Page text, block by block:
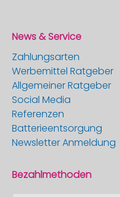
News & Service
Zahlungsarten
Werbemittel Ratgeber
Allgemeiner Ratgeber
Social Media
Referenzen
Batterieentsorgung
Newsletter Anmeldung
Bezahlmethoden